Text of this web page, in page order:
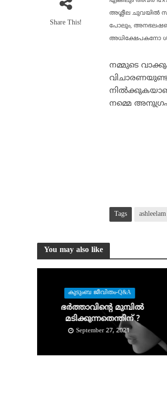
Share This!
അശ്ലീല ചുവയില്‍
പോലും,
അധിക്ഷേപകനോ
നമ്മുടെ
നമ്മെ
Tags ashleelam
You may also like
കുടുംബ ജീവിതം-Q&A
ഭര്‍ത്താവിന്റെ മുമ്പില്‍
മടിക്കുന്നതെന്തിന് ?
September 27, 2021